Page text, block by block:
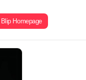
Blip Homepage